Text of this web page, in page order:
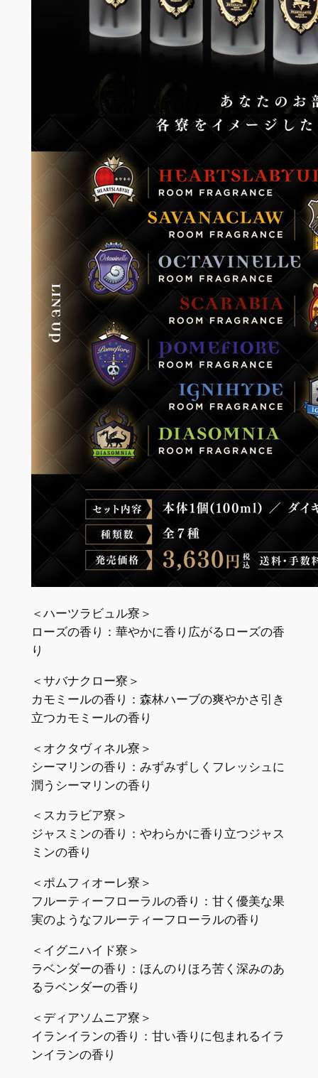
＜ハーツラビュル寮＞
ローズの香り：華やかに香り広がるローズの香
り
＜サバナクロー寮＞
カモミールの香り：森林ハーブの爽やかさ引き
立つカモミールの香り
＜オクタヴィネル寮＞
シーマリンの香り：みずみずしくフレッシュに
潤うシーマリンの香り
＜スカラビア寮＞
ジャスミンの香り：やわらかに香り立つジャス
ミンの香り
＜ポムフィオーレ寮＞
フルーティーフローラルの香り：甘く優美な果
実のようなフルーティーフローラルの香り
＜イグニハイド寮＞
ラベンダーの香り：ほんのりほろ苦く深みのあ
るラベンダーの香り
＜ディアソムニア寮＞
イランイランの香り：甘い香りに包まれるイラ
ンイランの香り